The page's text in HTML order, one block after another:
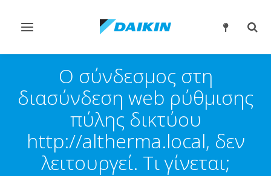
Εναλλαγή
πλοήγηση
Ο σύνδεσμος στη
διασύνδεση web ρύθμισης
πύλης δικτύου
http://altherma.local, δεν
λειτουργεί. Τι γίνεται;